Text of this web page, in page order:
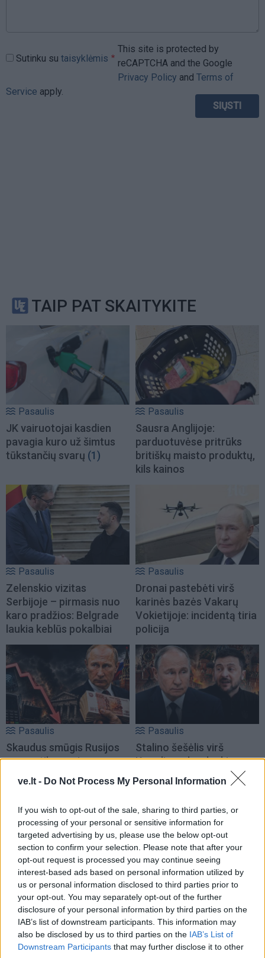
ve.lt - Do Not Process My Personal Information
If you wish to opt-out of the sale, sharing to third parties, or
processing of your personal or sensitive information for
targeted advertising by us, please use the below opt-out
section to confirm your selection. Please note that after your
opt-out request is processed you may continue seeing
interest-based ads based on personal information utilized by
us or personal information disclosed to third parties prior to
your opt-out. You may separately opt-out of the further
disclosure of your personal information by third parties on the
IAB’s list of downstream participants. This information may
also be disclosed by us to third parties on the IAB’s List of
Downstream Participants that may further disclose it to other
Sutinku su taisyklėmis
This site is protected by
reCAPTCHA and the Google
Privacy Policy and Terms of
Service apply.
TAIP PAT SKAITYKITE
Pasaulis
JK vairuotojai kasdien
pavagia kuro už šimtus
tūkstančių svarų (1)
Pasaulis
Sausra Anglijoje:
parduotuvėse pritrūks
britiškų maisto produktų,
kils kainos
Pasaulis
Zelenskio vizitas
Serbijoje – pirmasis nuo
karo pradžios: Belgrade
laukia keblūs pokalbiai
Pasaulis
Dronai pastebėti virš
karinės bazės Vakarų
Vokietijoje: incidentą tiria
policija
Pasaulis
Skaudus smūgis Rusijos
energetikos pajamoms:
JAV Senatas pritarė
naujam sankcijų paketui
Pasaulis
Stalino šešėlis virš
Kremliaus: kas laukia
Rusijos pasitraukus
Vladimirui Putinui (3)
Pasaulis
Rekordiškai nusekęs
Dunojus atidengė II
pasaulinio karo laikų
radinius(1)
Pasaulis
Ukrainiečių dronai smogė
„Wildberries“ sandėliui
Jekaterinburge, už 2000
km nuo sienos